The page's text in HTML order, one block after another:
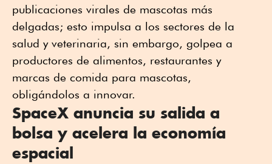
publicaciones virales de mascotas más
delgadas; esto impulsa a los sectores de la
salud y veterinaria, sin embargo, golpea a
productores de alimentos, restaurantes y
marcas de comida para mascotas,
obligándolos a innovar.
SpaceX anuncia su salida a
bolsa y acelera la economía
espacial